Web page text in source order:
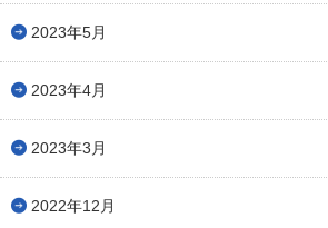
2023年5月
2023年4月
2023年3月
2022年12月